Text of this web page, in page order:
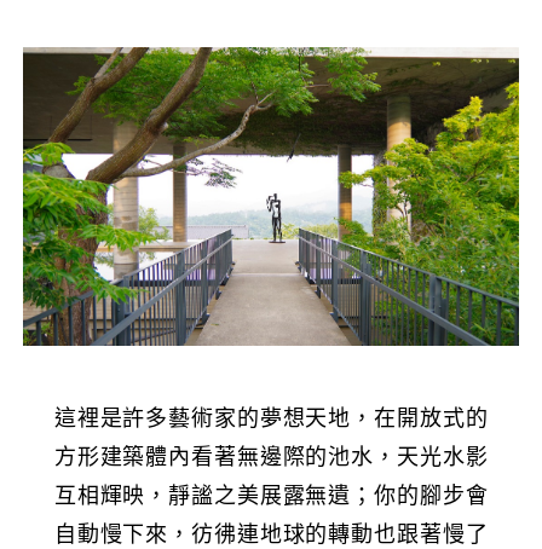
這裡是許多藝術家的夢想天地，在開放式的
方形建築體內看著無邊際的池水，天光水影
互相輝映，靜謐之美展露無遺；你的腳步會
自動慢下來，彷彿連地球的轉動也跟著慢了